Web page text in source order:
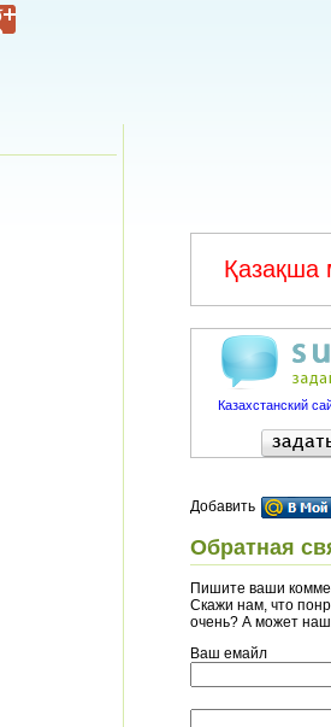
Қазақша
Казахстанский
Добавить
Обратная
Пишите ваши
Скажи нам, что
очень? А может
Ваш емайл